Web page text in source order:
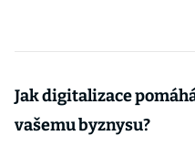
Jak digitalizace
vašemu byznysu?